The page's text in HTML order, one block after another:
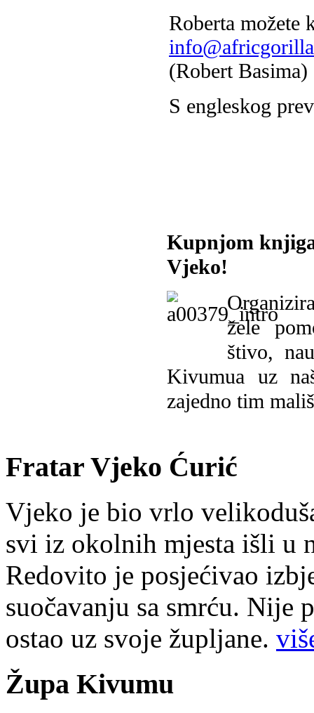
Roberta možete
(Robert Basima)
S engleskog
Kupnjom
Vjeko!
žele
štivo,
Kivumua uz
zajedno tim
Fratar Vjeko Ćurić
Vjeko je bio vrlo
svi iz okolnih mjesta išli u
Redovito je posjećivao
suočavanju sa smrću. Nije
ostao uz svoje župljane.
Župa Kivumu